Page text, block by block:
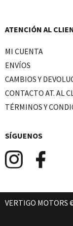
ATENCIÓN AL
MI CUENTA
ENVÍOS
CAMBIOS Y
CONTACTO AT. AL
TÉRMINOS Y
SÍGUENOS
VERTIGO MOTORS